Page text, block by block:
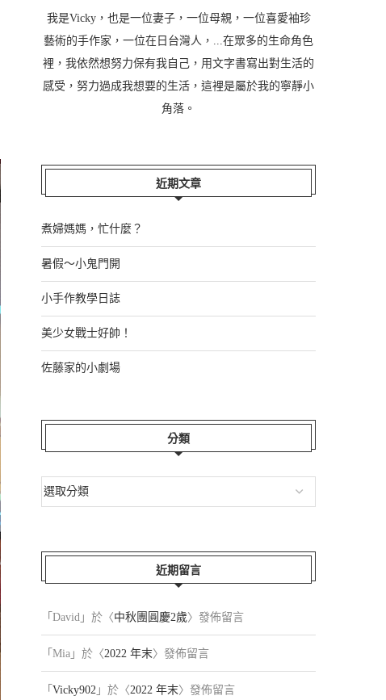
我是Vicky，也是一位妻子，一位母親，一位喜愛袖珍
藝術的手作家，一位在日台灣人，...在眾多的生命角色
裡，我依然想努力保有我自己，用文字書寫出對生活的
感受，努力過成我想要的生活，這裡是屬於我的寧靜小
角落。
近期文章
煮婦媽媽，忙什麼？
暑假～小鬼門開
小手作教學日誌
美少女戰士好帥！
佐藤家的小劇場
分類
近期留言
「 David 」於〈中秋團圓慶2歲〉發佈留言
「 Mia 」於〈2022 年末〉發佈留言
「 Vicky902 」於〈2022 年末〉發佈留言